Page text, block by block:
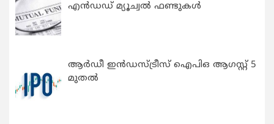
എന്‍ഡഡ് മ്യൂച്വല്‍ ഫണ്ടുകള്‍
ആർഡീ ഇൻഡസ്ട്രീസ് ഐപിഒ ആഗസ്റ്റ് 5
മുതൽ